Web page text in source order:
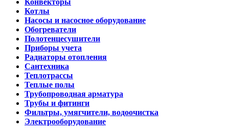
Конвекторы
Котлы
Насосы и насосное оборудование
Обогреватели
Полотенцесушители
Приборы учета
Радиаторы отопления
Сантехника
Теплотрассы
Теплые полы
Трубопроводная арматура
Трубы и фитинги
Фильтры, умягчители, водоочистка
Электрооборудование